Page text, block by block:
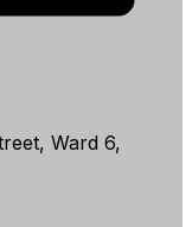
Ward 6,